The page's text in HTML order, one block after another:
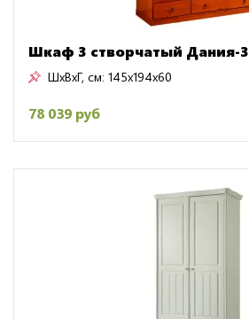
Шкаф 3 створчатый Дания-3
ШxВxГ, см: 145x194x60
78 039 руб